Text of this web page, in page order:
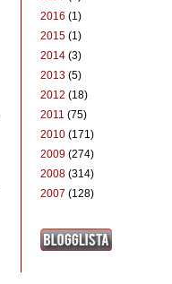
2016 (1)
2015 (1)
2014 (3)
2013 (5)
2012 (18)
2011 (75)
2010 (171)
2009 (274)
2008 (314)
2007 (128)